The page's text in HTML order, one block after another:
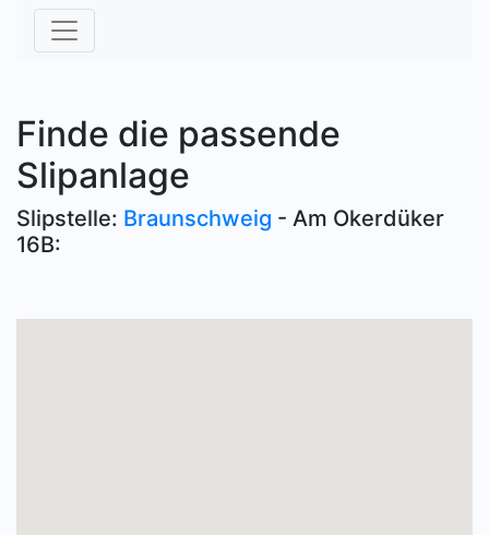
Finde die passende
Slipanlage
Slipstelle: Braunschweig - Am Okerdüker
16B: